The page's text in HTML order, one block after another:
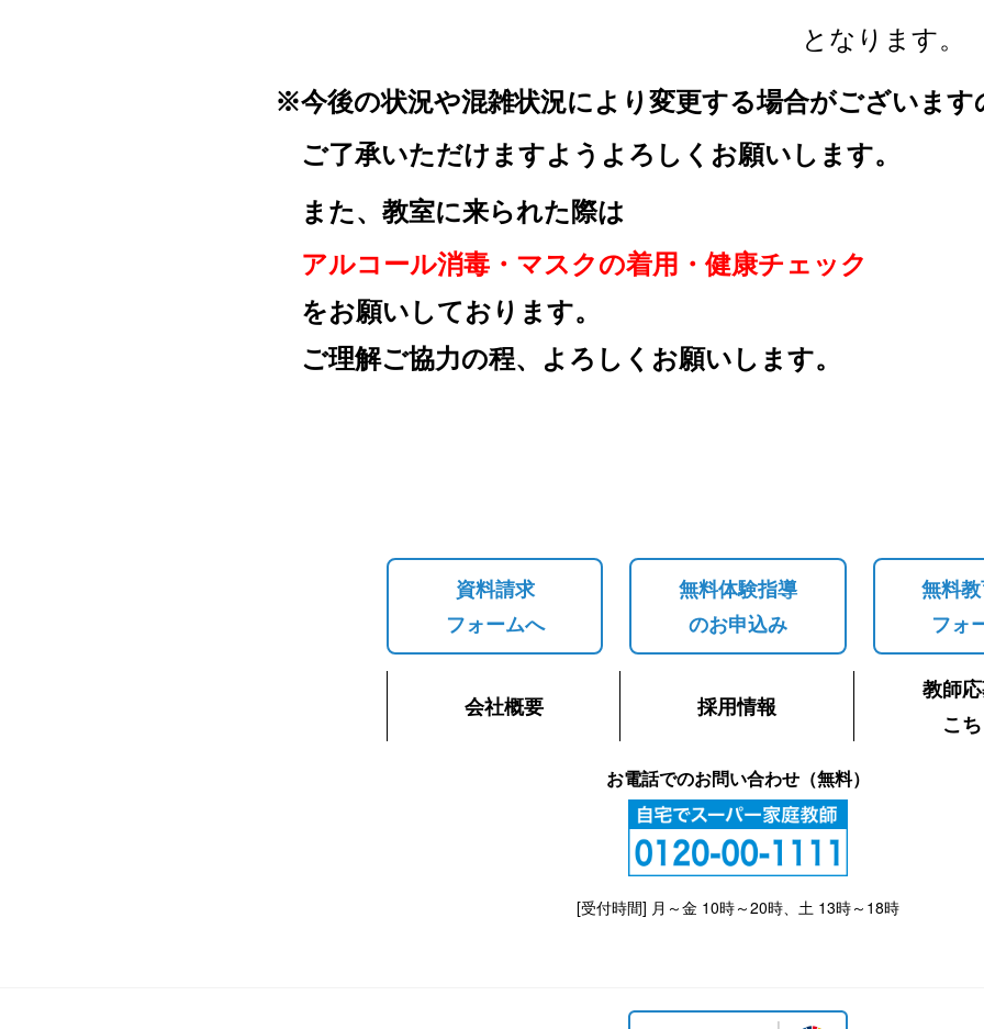
となります。
※今後の状況や混雑状況により変更する場合がございます
ご了承いただけますようよろしくお願いします。
また、教室に来られた際は
アルコール消毒・マスクの着用・健康チェック
をお願いしております。
ご理解ご協力の程、
よろしくお願いします。
資料請求
フォームへ
無料体験指導
のお申込み
無料
フォ
会社概要 採用情報
教師
こ
お電話でのお問い合わせ（無料）
[受付時間] 月～金 10時～20時、土 13時～18時